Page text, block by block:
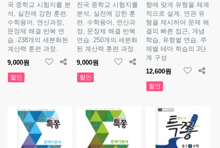
국 중학교 시험지를 분
석, 실전에 강한 훈련.
수학용어, 연산과정,
문장제 해결 반복 연
습. 238개의 세분화된
계산력 훈련 과정.
9,000원
할인
전국 중학교 시험지를
분석, 실전에 강한 훈
련. 수학용어, 연산과
정, 문장제 해결 반복
연습. 250개의 세분화
된 계산력 훈련 과정.
9,000원
할인
향에 맞게 유형을 체계
적으로 설계, 연관 유
형을 제시하여 문제 해
결의 빠른 접근, 개념
학습, 유형별 연습, 주
제별 테마 학습의 3단
계 구성
12,600원
할인